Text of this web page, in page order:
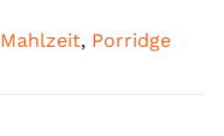
Mahlzeit, Porridge